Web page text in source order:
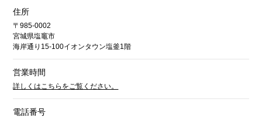
住所
〒985-0002
宮城県塩竈市
海岸通り15-100イオンタウン塩釜1階
営業時間
詳しくはこちらをご覧ください。
電話番号